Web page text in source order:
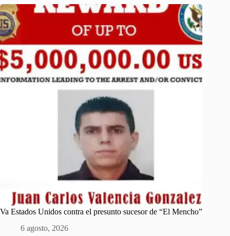
Va Estados Unidos contra el presunto sucesor de “El Mencho”
6 agosto, 2026